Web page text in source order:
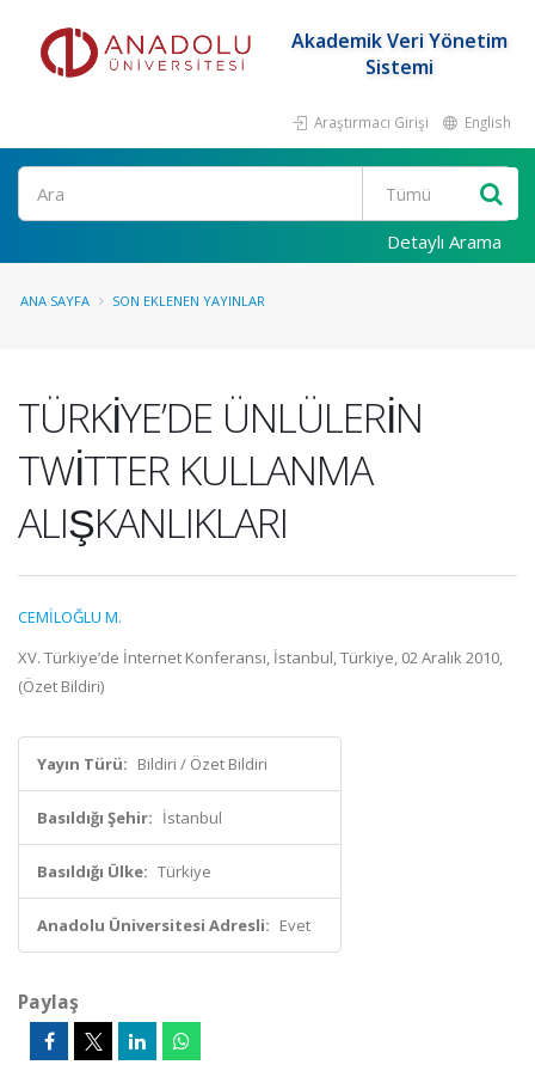
Akademik Veri Yönetim
Sistemi
Araştırmacı Girişi English
Ara
Detaylı Arama
ANA SAYFA SON EKLENEN YAYINLAR
TÜRKİYE’DE ÜNLÜLERİN
TWİTTER KULLANMA
ALIŞKANLIKLARI
CEMİLOĞLU M.
XV. Türkiye’de İnternet Konferansı, İstanbul, Türkiye, 02 Aralık 2010,
(Özet Bildiri)
Yayın Türü: Bildiri / Özet Bildiri
Basıldığı Şehir: İstanbul
Basıldığı Ülke: Türkiye
Anadolu Üniversitesi Adresli: Evet
Paylaş